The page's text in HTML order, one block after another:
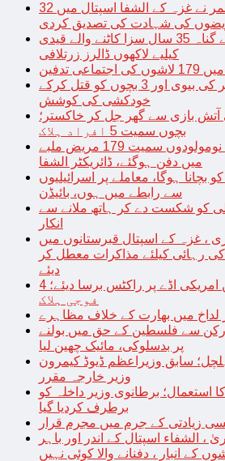
فلسطینی ہلال احمر نے غزہ کے الشفا اسپتال میں 32
کی شہادت کی تصدیق کردی
جنسی حملہ کیس میں بے گناہ 35 سال سزا کاٹنے والے قیدی
کیلیے لاکھوں ڈالرز زرتلافی
تدفین
ترکیہ میں شوہر کی بیوی اور 3 بچوں کو قتل کرکے
خودکشی کی کوشش
آتش بازی سے گھر جل کر خاکستر؛
بچوں سمیت 5 افراد ہلاک
اسرائیلی بمباری میں نومولودوں سمیت 179 مریض ملبے
میں دفن ہوگئے، ڈائریکٹر الشفا
بچانا ہوگا، معاملے پر اسرائیلیوں
سے رابطے میں ہوں، بائیڈن
کو شکست دے کر ہاتھ ملانے سے
انکار
، غزہ کے اسپتال قبرستانوں میں
رہائی کیلئے مذاکرات معطل کر
دیئے
حزب اللہ نے شام میں امریکی اڈے پر راکٹس برسا دیئے؛ 4
فوجی ہلاک
لداخ میں بھارت کے خلاف مظاہرے
سے فلسطین کے حق میں بولنے
پر بدسلوکی، مائیک چھین لیا
سابق وزیراعظم ڈیوڈ کیمرون
وزیر خارجہ مقرر
برطانوی وزیر داخلہ کو
برطرف کردیا گیا
زیادتی کے جرم میں مجرم قرار
الشفاء اسپتال کے اندر اور باہر
کے انبار ، دفنانے والا کوئی نہیں